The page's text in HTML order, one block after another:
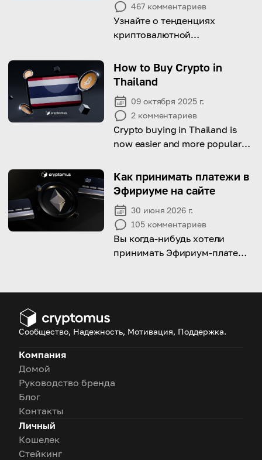
467 комментариев
Узнайте о тенденциях
криптовалютной
2026 году, в этом
всеобъемлющем обзоре
How to Buy Crypto in
Thailand
09 октября 2025 г.
2 комментариев
Crypto buying in Thailand is
now easier and more popular
Как принимать платежи в
Эфириуме на сайте
30 июня 2026 г.
105 комментариев
Вы когда-нибудь хотели
принимать Эфириум-платежи
правильно!
Сообщество, Надежность, Мотивация, Поддержка.
Компания
Домой
Руководство бренда
Блог
Контакты
Личный
Кошелек
Стейкинг